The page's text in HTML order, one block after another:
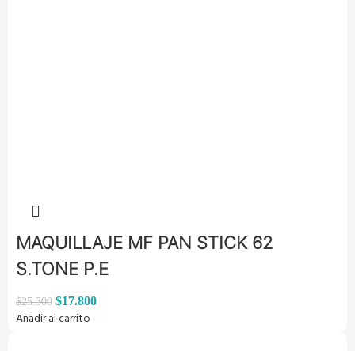
MAQUILLAJE MF PAN STICK 62
S.TONE P.E
$25.300 $17.800
Añadir al carrito